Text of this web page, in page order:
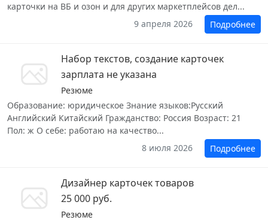
карточки на ВБ и озон и для других маркетплейсов дел...
9 апреля 2026
Подробнее
Набор текстов, создание карточек
зарплата не указана
Резюме
Образование: юридическое Знание языков:Русский
Английский Китайский Гражданство: Россия Возраст: 21
Пол: ж О себе: работаю на качество...
8 июля 2026
Подробнее
Дизайнер карточек товаров
25 000 руб.
Резюме